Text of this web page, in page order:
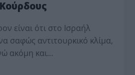
Κούρδους
είναι ότι στο Ισραήλ
σαφώς αντιτουρκικό κλίμα,
ακόμη και…